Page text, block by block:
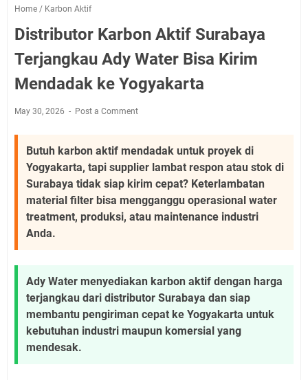
Home / Karbon Aktif
Distributor Karbon Aktif Surabaya
Terjangkau Ady Water Bisa Kirim
Mendadak ke Yogyakarta
May 30, 2026 Post a Comment
Butuh karbon aktif mendadak untuk proyek di
Yogyakarta, tapi supplier lambat respon atau stok di
Surabaya tidak siap kirim cepat? Keterlambatan
material filter bisa mengganggu operasional water
treatment, produksi, atau maintenance industri
Anda.
Ady Water menyediakan karbon aktif dengan harga
terjangkau dari distributor Surabaya dan siap
membantu pengiriman cepat ke Yogyakarta untuk
kebutuhan industri maupun komersial yang
mendesak.